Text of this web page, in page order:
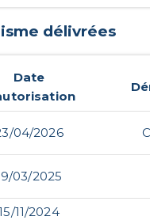
délivrées
Date
04/2026
03/2025
11/2024